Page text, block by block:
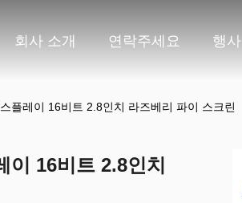
회사 소개 연락주세요 행사
플레이 16비트 2.8인치 라즈베리 파이 스크린
16비트 2.8인치